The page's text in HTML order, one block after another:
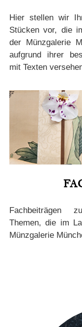
Hier stellen wir
Stücken vor, die
der Münzgalerie
aufgrund ihrer
mit Texten
Fachbeiträgen
Themen, die im
Münzgalerie